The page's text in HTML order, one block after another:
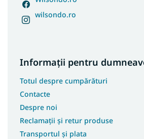
wilsondo.ro
Informații pentru
Totul despre cumpărături
Contacte
Despre noi
Reclamații și retur produse
Transportul și plata